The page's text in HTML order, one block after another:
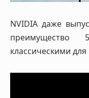
NVIDIA даже
классическими